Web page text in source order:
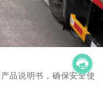
品说明书，确保安全使